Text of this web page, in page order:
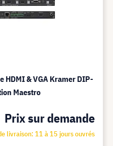
HDMI & VGA Kramer DIP-
Maestro
Prix sur demande
livraison: 11 à 15 jours ouvrés